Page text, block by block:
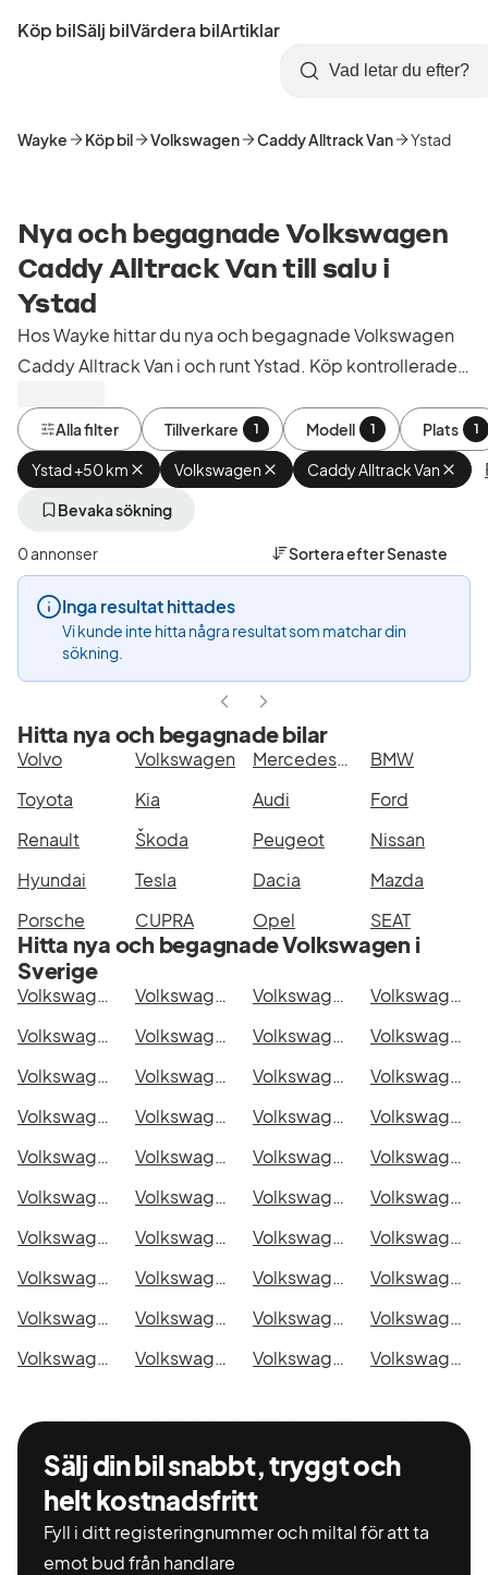
till
Startsida
Köp bilSälj bilVärdera bilArtiklar
Skapa
konto
Logga
in
Sök
Wayke Köp bil Volkswagen Caddy Alltrack Van Ystad
Nya och begagnade Volkswagen
Caddy Alltrack Van till salu i
Ystad
Hos Wayke hittar du nya och begagnade Volkswagen
Caddy Alltrack Van i och runt Ystad. Köp kontrollerade
Alla filter Tillverkare 1 Modell 1 Plats 1
Ystad +50 km Ta
bort
aktivt
(Plats)
Volkswagen Ta
bort
Volkswagen
Caddy Alltrack Van Ta
bort
Van
Bevaka sökning
0 annonser Sortera efterSenaste
Inga resultat hittades
Vi kunde inte hitta några resultat som matchar din
sökning.
Hitta nya och begagnade bilar
Volvo Volkswagen Mercedes-Benz
BMW
Toyota
Kia Audi
Ford
Renault
Škoda Peugeot
Nissan
Hyundai
Tesla Dacia
Mazda
Porsche
CUPRA Opel SEAT
Hitta nya och begagnade Volkswagen i
Sverige
Volkswagen Caddy Alltrack Van i Stockholm Volkswagen Caddy Alltrack Van i Göteborg Volkswagen Caddy Alltrack Van i Helsingborg
Volkswagen Caddy Alltrack Van i Jönköping
Volkswagen Caddy Alltrack Van i Malmö
Volkswagen Caddy Alltrack Van i Örebro Volkswagen Caddy Alltrack Van i Norrköping
Volkswagen Caddy Alltrack Van i Linköping
Volkswagen Caddy Alltrack Van i Uppsala
Volkswagen Caddy Alltrack Van i Västerås Volkswagen Caddy Alltrack Van i Halmstad
Volkswagen Caddy Alltrack Van i Växjö
Volkswagen Caddy Alltrack Van i Eskilstuna
Volkswagen Caddy Alltrack Van i Kalmar Volkswagen Caddy Alltrack Van i Karlskrona
Volkswagen Caddy Alltrack Van i Karlstad
Volkswagen Caddy Alltrack Van i Kristianstad
Volkswagen Caddy Alltrack Van i Sundsvall Volkswagen Caddy Alltrack Van i Umeå
Volkswagen Caddy Alltrack Van i Varberg
Volkswagen Caddy Alltrack Van i Borås
Volkswagen Caddy Alltrack Van i Falkenberg Volkswagen Caddy Alltrack Van i Gävle
Volkswagen Caddy Alltrack Van i Luleå
Volkswagen Caddy Alltrack Van i Lund
Volkswagen Caddy Alltrack Van i Mönsterås Volkswagen Caddy Alltrack Van i Uddevalla
Volkswagen Caddy Alltrack Van i Västervik
Volkswagen Caddy Alltrack Van i Ystad
Volkswagen Caddy Alltrack Van i Östersund Volkswagen Caddy Alltrack Van i Borlänge
Volkswagen Caddy Alltrack Van i Kiruna
Volkswagen Caddy Alltrack Van i Nyköping
Volkswagen Caddy Alltrack Van i Oskarshamn Volkswagen Caddy Alltrack Van i Sigtuna
Volkswagen Caddy Alltrack Van i Skellefteå
Volkswagen Caddy Alltrack Van i Skövde
Volkswagen Caddy Alltrack Van i Trollhättan Volkswagen Caddy Alltrack Van i Alingsås Volkswagen Caddy Alltrack Van i Båstad
Sälj din bil snabbt, tryggt och
helt kostnadsfritt
Fyll i ditt registeringnummer och miltal för att ta
emot bud från handlare